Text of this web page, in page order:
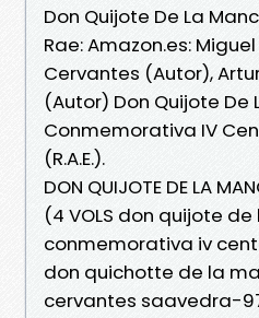
Don Quijote De La
Rae: Amazon.es:
Cervantes (Autor),
(Autor) Don Quijote De
Conmemorativa IV
(R.A.E.).
DON QUIJOTE DE LA
(4 VOLS don quijote
conmemorativa iv
don quichotte de la
cervantes saavedra-